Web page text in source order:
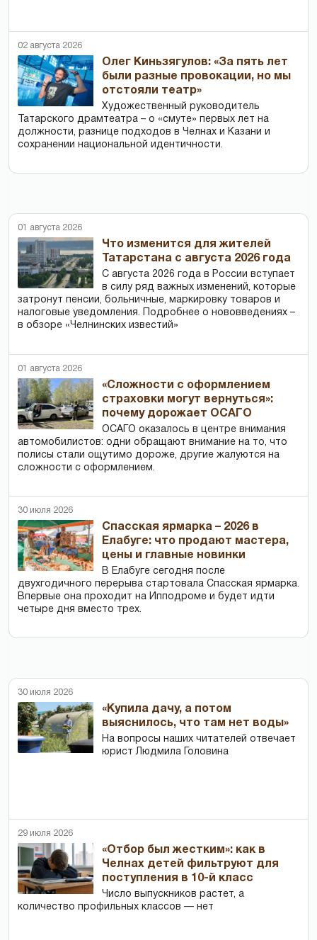
02 августа 2026
Олег Киньзягулов: «За пять лет
были разные провокации, но мы
отстояли театр»
Художественный руководитель
Татарского драмтеатра – о «смуте» первых лет на
должности, разнице подходов в Челнах и Казани и
сохранении национальной идентичности.
01 августа 2026
Что изменится для жителей
Татарстана с августа 2026 года
С августа 2026 года в России вступает
в силу ряд важных изменений, которые
затронут пенсии, больничные, маркировку товаров и
налоговые уведомления. Подробнее о нововведениях –
в обзоре «Челнинских известий»
01 августа 2026
«Сложности с оформлением
страховки могут вернуться»:
почему дорожает ОСАГО
ОСАГО оказалось в центре внимания
автомобилистов: одни обращают внимание на то, что
полисы стали ощутимо дороже, другие жалуются на
сложности с оформлением.
30 июля 2026
Спасская ярмарка – 2026 в
Елабуге: что продают мастера,
цены и главные новинки
В Елабуге сегодня после
двухгодичного перерыва стартовала Спасская ярмарка.
Впервые она проходит на Ипподроме и будет идти
четыре дня вместо трех.
30 июля 2026
«Купила дачу, а потом
выяснилось, что там нет воды»
На вопросы наших читателей отвечает
юрист Людмила Головина
29 июля 2026
«Отбор был жестким»: как в
Челнах детей фильтруют для
поступления в 10-й класс
Число выпускников растет, а
количество профильных классов — нет